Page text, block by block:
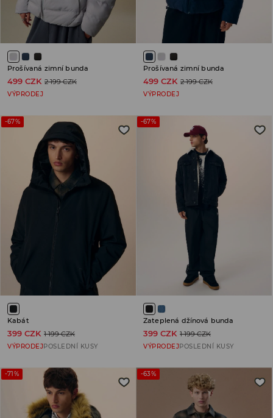
Prošívaná zimní bunda
499 CZK 2 199 CZK
VÝPRODEJ
Prošívaná zimní bunda
499 CZK 2 199 CZK
VÝPRODEJ
-67%
Kabát
399 CZK 1 199 CZK
VÝPRODEJ POSLEDNÍ KUSY
-67%
Zateplená džínová bunda
399 CZK 1 199 CZK
VÝPRODEJ POSLEDNÍ KUSY
-71% -63%